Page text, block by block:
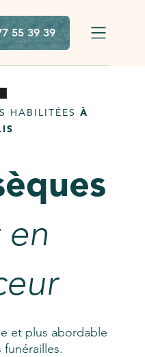
55 39 39
HABILITÉES À
et plus abordable